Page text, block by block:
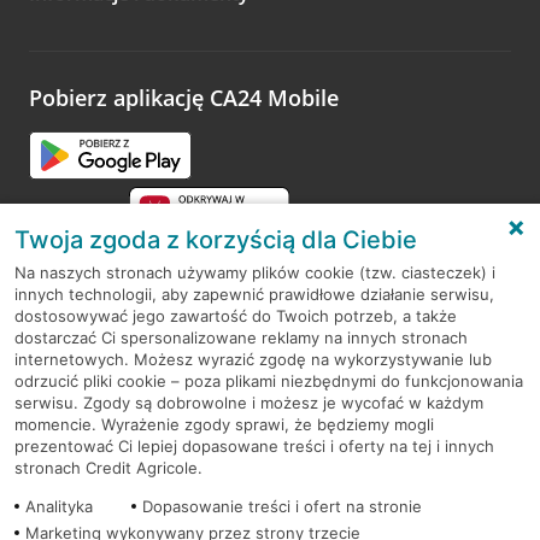
opinie.
Pobierz aplikację CA24 Mobile
RODO
Regulamin serwisu
Mapa serwisu
PolitykaCookies
Twoja zgoda z korzyścią dla Ciebie
Na naszych stronach używamy plików cookie (tzw. ciasteczek) i
innych technologii, aby zapewnić prawidłowe działanie serwisu,
dostosowywać jego zawartość do Twoich potrzeb, a także
dostarczać Ci spersonalizowane reklamy na innych stronach
internetowych. Możesz wyrazić zgodę na wykorzystywanie lub
odrzucić pliki cookie – poza plikami niezbędnymi do funkcjonowania
serwisu. Zgody są dobrowolne i możesz je wycofać w każdym
momencie. Wyrażenie zgody sprawi, że będziemy mogli
prezentować Ci lepiej dopasowane treści i oferty na tej i innych
stronach Credit Agricole.
Analityka
Dopasowanie treści i ofert na stronie
Marketing wykonywany przez strony trzecie